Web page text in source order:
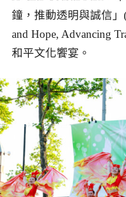
鐘，推動透明與誠信」
and Hope, Advancing
和平文化饗宴。